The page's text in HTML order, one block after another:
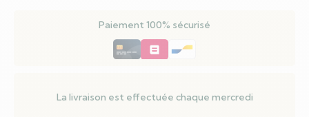
Paiement 100% sécurisé
La livraison est effectuée chaque mercredi